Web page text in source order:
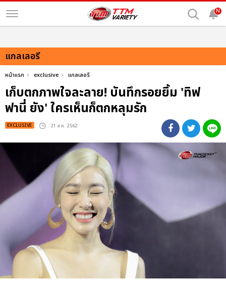
N
แกลเลอรี
หน้าแรก exclusive แกลเลอรี
เก็บตกภาพใจละลาย! บันทึกรอยยิ้ม 'ทิฟ
ฟานี่ ยัง' ใครเห็นก็ตกหลุมรัก
EXCLUSIVE : 21 ส.ค. 2562